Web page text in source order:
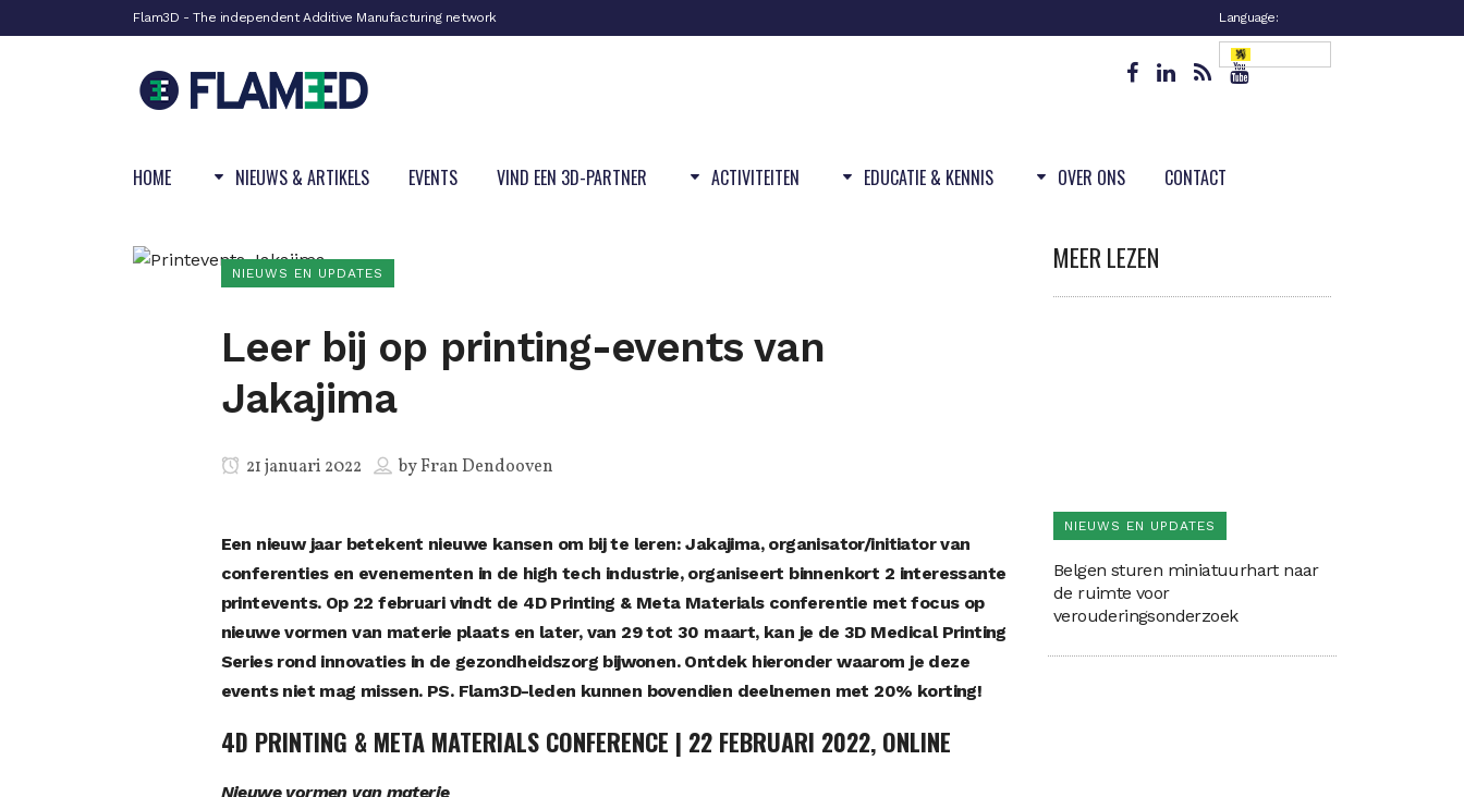
Flam3D - The independent Additive Manufacturing network Language:
HOME NIEUWS & ARTIKELS EVENTS VIND EEN 3D-PARTNER ACTIVITEITEN EDUCATIE & KENNIS OVER ONS CONTACT
NIEUWS EN UPDATES
Leer bij op printing-events van
Jakajima
21 januari 2022 byFran Dendooven
Een nieuw jaar betekent nieuwe kansen om bij te leren: Jakajima, organisator/initiator van
conferenties en evenementen in de high tech industrie, organiseert binnenkort 2 interessante
printevents. Op 22 februari vindt de 4D Printing & Meta Materials conferentie met focus op
nieuwe vormen van materie plaats en later, van 29 tot 30 maart, kan je de 3D Medical Printing
Series rond innovaties in de gezondheidszorg bijwonen. Ontdek hieronder waarom je deze
events niet mag missen. PS. Flam3D-leden kunnen bovendien deelnemen met 20% korting!
4D PRINTING & META MATERIALS CONFERENCE | 22 FEBRUARI 2022, ONLINE
Nieuwe vormen van materie
MEER LEZEN
NIEUWS EN UPDATES
Belgen sturen miniatuurhart naar
de ruimte voor
verouderingsonderzoek